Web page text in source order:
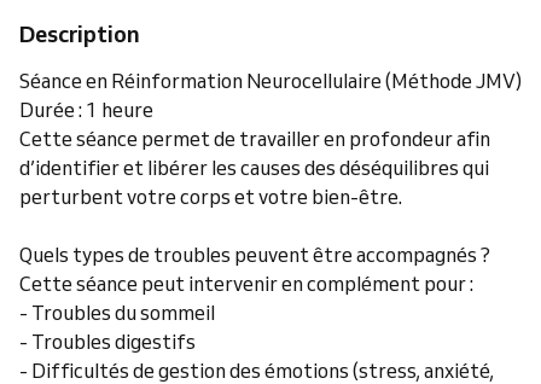
Description
Séance en Réinformation Neurocellulaire (Méthode JMV)
Durée : 1 heure
Cette séance permet de travailler en profondeur afin
d’identifier et libérer les causes des déséquilibres qui
perturbent votre corps et votre bien-être.
Quels types de troubles peuvent être accompagnés ?
Cette séance peut intervenir en complément pour :
- Troubles du sommeil
- Troubles digestifs
- Difficultés de gestion des émotions (stress, anxiété,